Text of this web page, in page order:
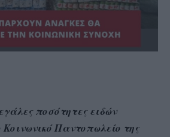
ποσότητες ειδών
Παντοπωλείο της